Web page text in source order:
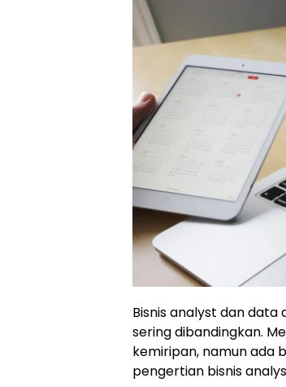
Bisnis analyst dan
sering dibandingkan.
kemiripan, namun ada
pengertian bisnis